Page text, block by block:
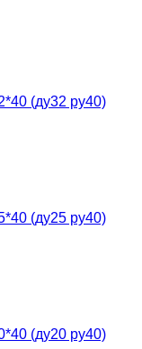
(ду32 ру40)
(ду25 ру40)
(ду20 ру40)